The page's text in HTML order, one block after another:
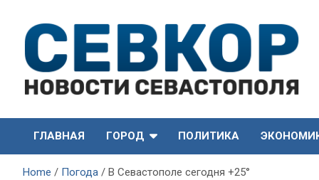
content
СевКор — Новости
Севастополя
Севастополя
ГЛАВНАЯ
ГОРОД ПОЛИТИКА
Home Погода В Севастополе сегодня +25°